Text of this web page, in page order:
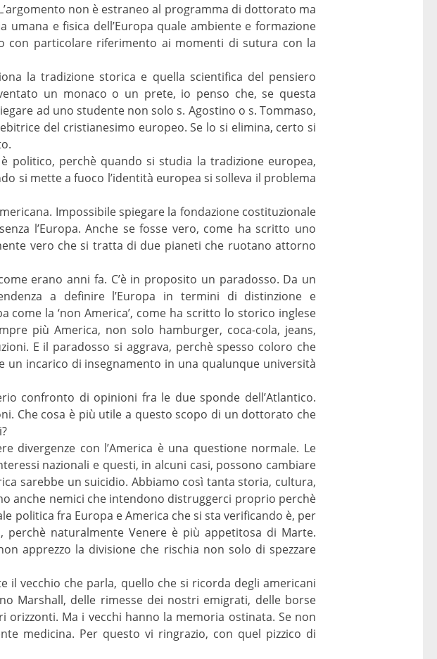
non è estraneo al programma di dottorato ma
e fisica dell’Europa quale ambiente e formazione
con particolare riferimento ai momenti di sutura con la
la tradizione storica e quella scientifica del pensiero
un monaco o un prete, io penso che, se questa
ad uno studente non solo s. Agostino o s. Tommaso,
del cristianesimo europeo. Se lo si elimina, certo si
politico, perchè quando si studia la tradizione europea,
si mette a fuoco l’identità europea si solleva il problema
Impossibile spiegare la fondazione costituzionale
l’Europa. Anche se fosse vero, come ha scritto uno
vero che si tratta di due pianeti che ruotano attorno
erano anni fa. C’è in proposito un paradosso. Da un
a definire l’Europa in termini di distinzione e
come la ‘non America’, come ha scritto lo storico inglese
più America, non solo hamburger, coca-cola, jeans,
E il paradosso si aggrava, perchè spesso coloro che
un incarico di insegnamento in una qualunque università
confronto di opinioni fra le due sponde dell’Atlantico.
Che cosa è più utile a questo scopo di un dottorato che
divergenze con l’America è una questione normale. Le
nazionali e questi, in alcuni casi, possono cambiare
sarebbe un suicidio. Abbiamo così tanta storia, cultura,
anche nemici che intendono distruggerci proprio perchè
politica fra Europa e America che si sta verificando è, per
naturalmente Venere è più appetitosa di Marte.
apprezzo la divisione che rischia non solo di spezzare
il vecchio che parla, quello che si ricorda degli americani
Marshall, delle rimesse dei nostri emigrati, delle borse
Ma i vecchi hanno la memoria ostinata. Se non
medicina. Per questo vi ringrazio, con quel pizzico di